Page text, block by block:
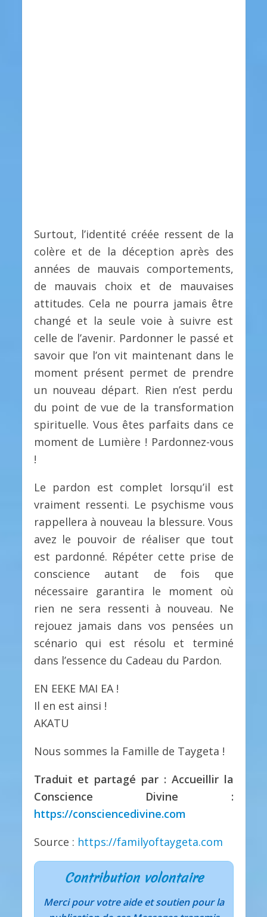
Surtout, l’identité créée ressent de la
colère et de la déception après des
années de mauvais comportements,
de mauvais choix et de mauvaises
attitudes. Cela ne pourra jamais être
changé et la seule voie à suivre est
celle de l’avenir. Pardonner le passé et
savoir que l’on vit maintenant dans le
moment présent permet de prendre
un nouveau départ. Rien n’est perdu
du point de vue de la transformation
spirituelle. Vous êtes parfaits dans ce
moment de Lumière ! Pardonnez-vous
!
Le pardon est complet lorsqu’il est
vraiment ressenti. Le psychisme vous
rappellera à nouveau la blessure. Vous
avez le pouvoir de réaliser que tout
est pardonné. Répéter cette prise de
conscience autant de fois que
nécessaire garantira le moment où
rien ne sera ressenti à nouveau. Ne
rejouez jamais dans vos pensées un
scénario qui est résolu et terminé
dans l’essence du Cadeau du Pardon.
EN EEKE MAI EA !
Il en est ainsi !
AKATU
Nous sommes la Famille de Taygeta !
Traduit et partagé par : Accueillir la
Conscience Divine :
https://consciencedivine.com
Source : https://familyoftaygeta.com
Contribution volontaire
Merci pour votre aide et soutien pour la